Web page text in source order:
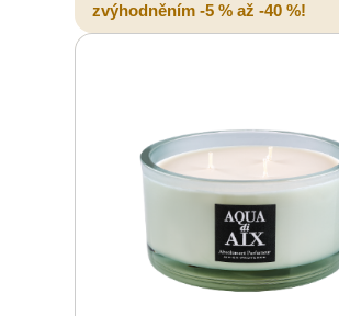
zvýhodněním -5 % až -40 %!